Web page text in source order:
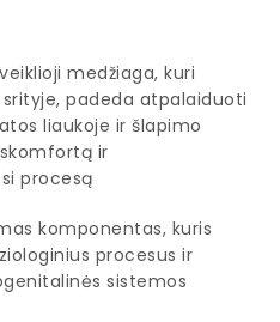
medžiaga, kuri
padeda atpalaiduoti
liaukoje ir šlapimo
ir
procesą
komponentas, kuris
procesus ir
sistemos